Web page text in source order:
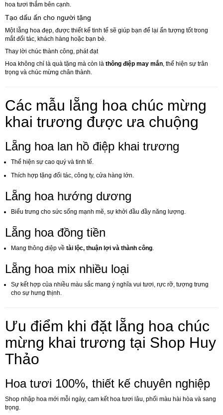
hoa tươi thắm bên cạnh.
Tạo dấu ấn cho người tặng
Một lẵng hoa đẹp, được thiết kế tinh tế sẽ giúp bạn để lại ấn tượng tốt trong
mắt đối tác, khách hàng hoặc bạn bè.
Thay lời chúc thành công, phát đạt
Hoa không chỉ là quà tặng mà còn là thông điệp may mắn, thể hiện sự trân
trọng và chúc mừng chân thành.
Các mẫu lẵng hoa chúc mừng
khai trương được ưa chuộng
Lẵng hoa lan hồ điệp khai trương
Thể hiện sự cao quý và tinh tế.
Thích hợp tặng đối tác, công ty, cửa hàng lớn.
Lẵng hoa hướng dương
Biểu trưng cho sức sống mạnh mẽ, sự khởi đầu đầy năng lượng.
Lẵng hoa đồng tiền
Mang thông điệp về tài lộc, thuận lợi và thành công.
Lẵng hoa mix nhiều loại
Sự kết hợp của nhiều màu sắc mang ý nghĩa vui tươi, rực rỡ, tượng trưng
cho sự hưng thịnh.
Ưu điểm khi đặt lẵng hoa chúc
mừng khai trương tại Shop Huy
Thảo
Hoa tươi 100%, thiết kế chuyên nghiệp
Shop nhập hoa mới mỗi ngày, cam kết hoa tươi lâu, phối màu hài hòa và sang
trọng.